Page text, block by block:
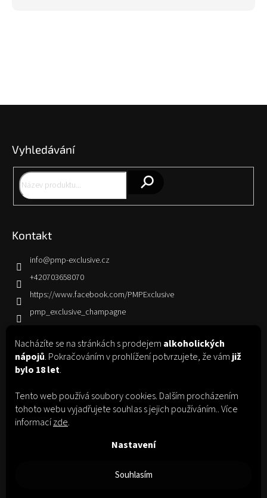
Nacházíte se na stránkách s prodejem alkoholických
nápojů. Pokračováním v prohlížení potvrzujete, že vám již
bylo 18 let.
Tento web používá soubory cookies. Dalším procházením
tohoto webu vyjadřujete souhlas s jejich používáním.. Více
informacízde.
Nastavení
Souhlasím
Vyhledávání
Kontakt
info@pmp-exclusive.cz
+420703658070
https://www.facebook.com/PMPExclusive
pmp_exclusive_champagne
Informace pro vás
Jak nakupovat
Obchodní podmínky
Podmínky ochrany osobních údajů